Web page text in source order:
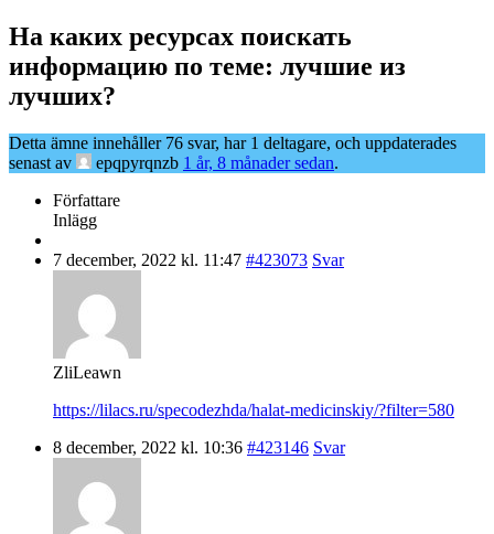
На каких ресурсах поискать
информацию по теме: лучшие из
лучших?
Detta ämne innehåller 76 svar, har 1 deltagare, och uppdaterades
senast av
epqpyrqnzb 1 år, 8 månader sedan.
Författare
Inlägg
7 december, 2022 kl. 11:47 #423073 Svar
ZliLeawn
https://lilacs.ru/specodezhda/halat-medicinskiy/?filter=580
8 december, 2022 kl. 10:36 #423146 Svar